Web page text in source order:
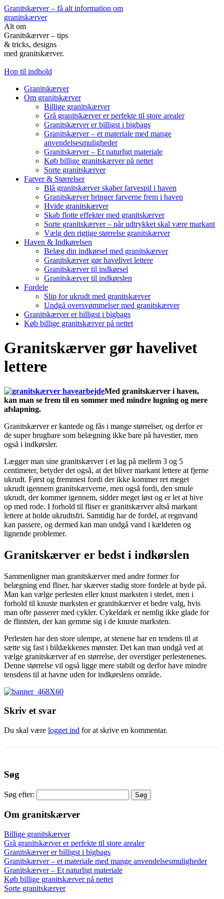
Granitskærver – få alt information om
granitskærver
Alt om
Granitskærver – tips
& tricks, designs
med granitskærver.
Hop til indhold
Granitskærver
Om granitskærver
Billige granitskærver
Grå granitskærver er perfekte til store arealer
Granitskærver er billigst i bigbags
Granitskærver – et materiale med mange
anvendelsesmuligheder
Granitskærver – Et naturligt materiale
Køb billige granitskærver på nettet
Sorte granitskærver
Farver & Størrelser
Blå granitskærver skaber farvespil i haven
Granitskærver bringer farverne frem i haven
Hvide granitskærver
Skab flotte effekter med granitskærver
Sorte granitskærver – når udtrykket skal være markant
Vælg den rigtige størrelse granitskærver
Haven & Indkørelsen
Belæg din indkørsel med granitskærver
Granitskærver gør havelivet lettere
Granitskærver til indkørsel
Granitskærver til indkørslen
Fordele
Slip for ukrudt med granitskærver
Undgå oversvømmelser med granitskærver
Granitskærver er billigst i bigbags
Køb billige granitskærver på nettet
Granitskærver gør havelivet
lettere
Med granitskærver i haven,
kan man se frem til en sommer med mindre lugning og mere
afslapning.
Granitskærver er kantede og fås i mange størrelser, og derfor er
de super brugbare som belægning ikke bare på havestier, men
også i indkørsler.
Lægger man sine granitskærver i et lag på mellem 3 og 5
centimeter, betyder det også, at det bliver markant lettere at fjerne
ukrudt. Først og fremmest fordi der ikke kommer ret meget
ukrudt igennem granitskærverne, men også fordi, den smule
ukrudt, der kommer igennem, sidder meget løst og er let at hive
op med rode. I forhold til fliser er granitskærver altså markant
lettere at holde ukrudtsfri. Samtidig har de fordel, at regnvand
kan passere, og dermed kan man undgå vand i kælderen og
lignende problemer.
Granitskærver er bedst i indkørslen
Sammenligner man granitskærver med andre former for
belægning end fliser, har skærver stadig store fordele at byde på.
Man kan vælge perlesten eller knust marksten i stedet, men i
forhold til knuste marksten er granitskærver et bedre valg, hvis
man ofte passerer med cykler. Cykeldæk er nemlig ikke glade for
de flintsten, der kan gemme sig i de knuste marksten.
Perlesten har den store ulempe, at stenene har en tendens til at
sætte sig fast i bildækkenes mønster. Det kan man undgå ved at
vælge granitskærver af en størrelse, der overstiger perlestenenes.
Denne størrelse vil også ligge mere stabilt og derfor have mindre
tensdens til at havne uden for indkørslens område.
Skriv et svar
Du skal være logget ind for at skrive en kommentar.
Søg
Søg efter:
Om granitskærver
Billige granitskærver
Grå granitskærver er perfekte til store arealer
Granitskærver er billigst i bigbags
Granitskærver – et materiale med mange anvendelsesmuligheder
Granitskærver – Et naturligt materiale
Køb billige granitskærver på nettet
Sorte granitskærver